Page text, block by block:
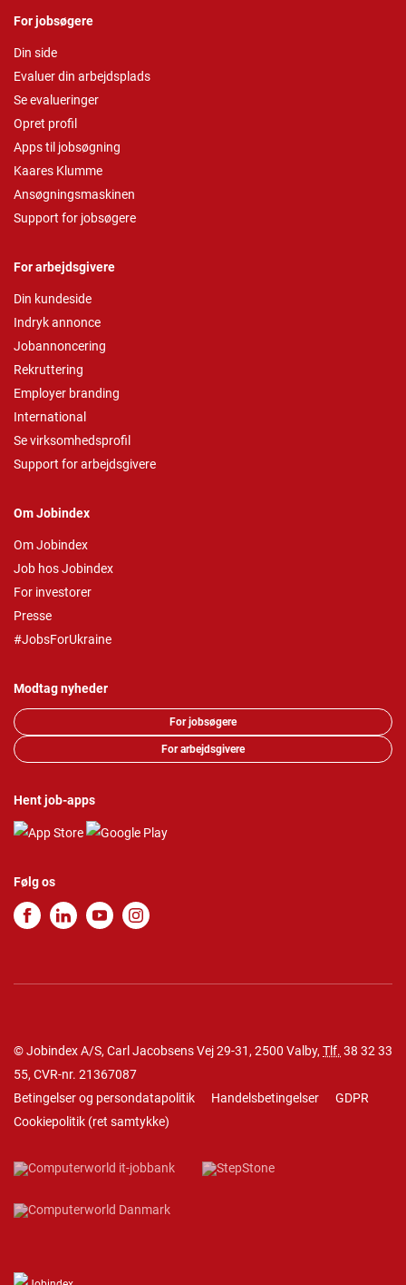
For jobsøgere
Din side
Evaluer din arbejdsplads
Se evalueringer
Opret profil
Apps til jobsøgning
Kaares Klumme
Ansøgningsmaskinen
Support for jobsøgere
For arbejdsgivere
Din kundeside
Indryk annonce
Jobannoncering
Rekruttering
Employer branding
International
Se virksomhedsprofil
Support for arbejdsgivere
Om Jobindex
Om Jobindex
Job hos Jobindex
For investorer
Presse
#JobsForUkraine
Modtag nyheder
For jobsøgere
For arbejdsgivere
Hent job-apps
Følg os
© Jobindex A/S, Carl Jacobsens Vej 29-31, 2500 Valby, Tlf. 38 32 33
55, CVR-nr. 21367087
Betingelser og persondatapolitik
Handelsbetingelser
GDPR
Cookiepolitik (ret samtykke)